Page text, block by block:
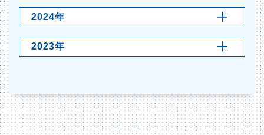
2024年
2023年